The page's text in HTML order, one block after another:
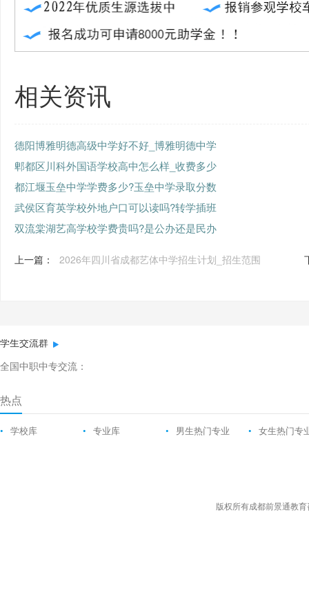
相关资讯
德阳博雅明德高级中学好不好_博雅明德中学
郫都区川科外国语学校高中怎么样_收费多少
都江堰玉垒中学学费多少?玉垒中学录取分数
武侯区育英学校外地户口可以读吗?转学插班
双流棠湖艺高学校学费贵吗?是公办还是民办
上一篇： 2026年四川省成都艺体中学招生计划_招生范围
学生交流群
全国中职中专交流：
热点
• 学校库 • 专业库 • 男生热门专业 • 女生热门专
版权所有成都前景通教